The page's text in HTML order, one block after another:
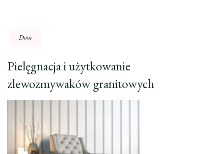
Dom
Pielęgnacja i użytkowanie
zlewozmywaków granitowych